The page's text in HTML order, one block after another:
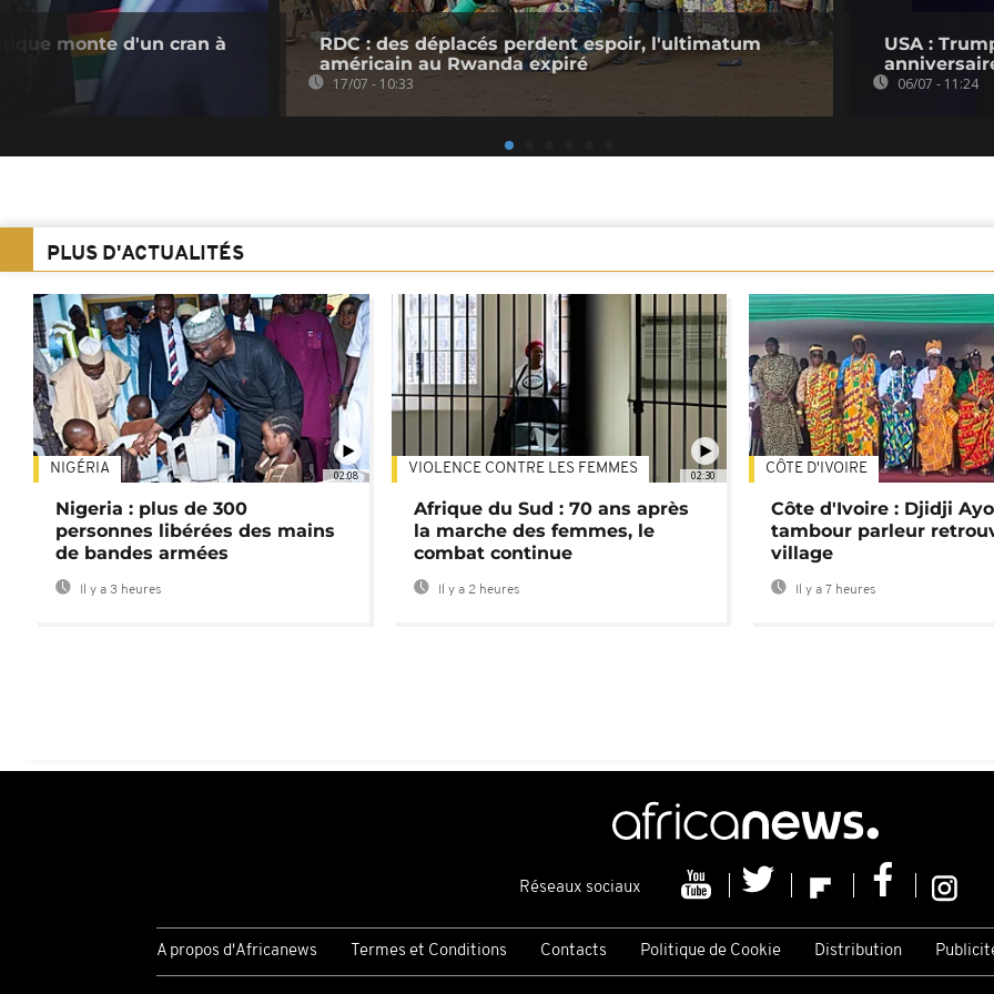
monte d'un cran à
RDC : des déplacés perdent espoir, l'ultimatum
américain au Rwanda expiré
17/07 - 10:33
USA :
06/07 - 11:24
PLUS D'ACTUALITÉS
02:08
NIGÉRIA
Nigeria : plus de 300
personnes libérées des mains
de bandes armées
Il y a 3 heures
02:30
VIOLENCE CONTRE LES FEMMES
Afrique du Sud : 70 ans après
la marche des femmes, le
combat continue
Il y a 2 heures
CÔTE D'IVOIRE
Côte d'Ivoire : Djidji
tambour parleur
village
Il y a 7 heures
Réseaux sociaux
A propos d'Africanews Termes et Conditions Contacts Politique de Cookie Distribution